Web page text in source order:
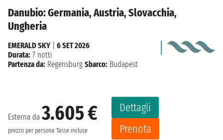
Danubio: Germania, Austria, Slovacchia,
Ungheria
Esterna da3.605 €
prezzo per persona Tasse incluse
Dettagli
Prenota
EMERALD SKY
6 SET 2026
Durata: 7 notti
Partenza da: Regensburg Sbarco: Budapest